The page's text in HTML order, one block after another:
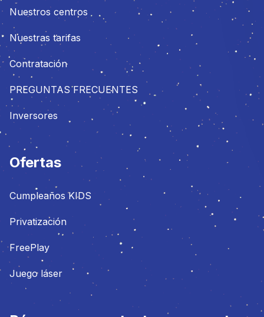
Nuestros centros
Nuestras tarifas
Contratación
PREGUNTAS FRECUENTES
Inversores
Ofertas
Cumpleaños KIDS
Privatización
FreePlay
Juego láser